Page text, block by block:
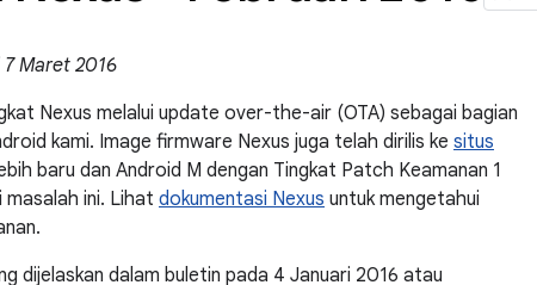
Maret 2016
Nexus melalui update over-the-air (OTA) sebagai bagian
kami. Image firmware Nexus juga telah dirilis ke situs
baru dan Android M dengan Tingkat Patch Keamanan 1
ini. Lihat dokumentasi Nexus untuk mengetahui
dijelaskan dalam buletin pada 4 Januari 2016 atau